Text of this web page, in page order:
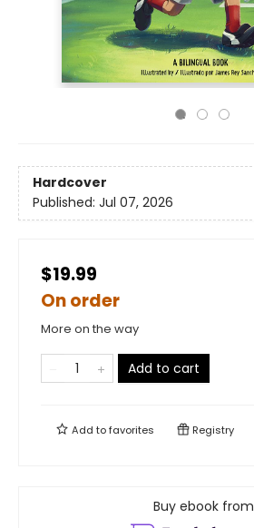
Hardcover
Published: Jul 07, 2026
$19.99
On order
More on the way
Add to cart
Add tofavorites Registry
Buy ebook from